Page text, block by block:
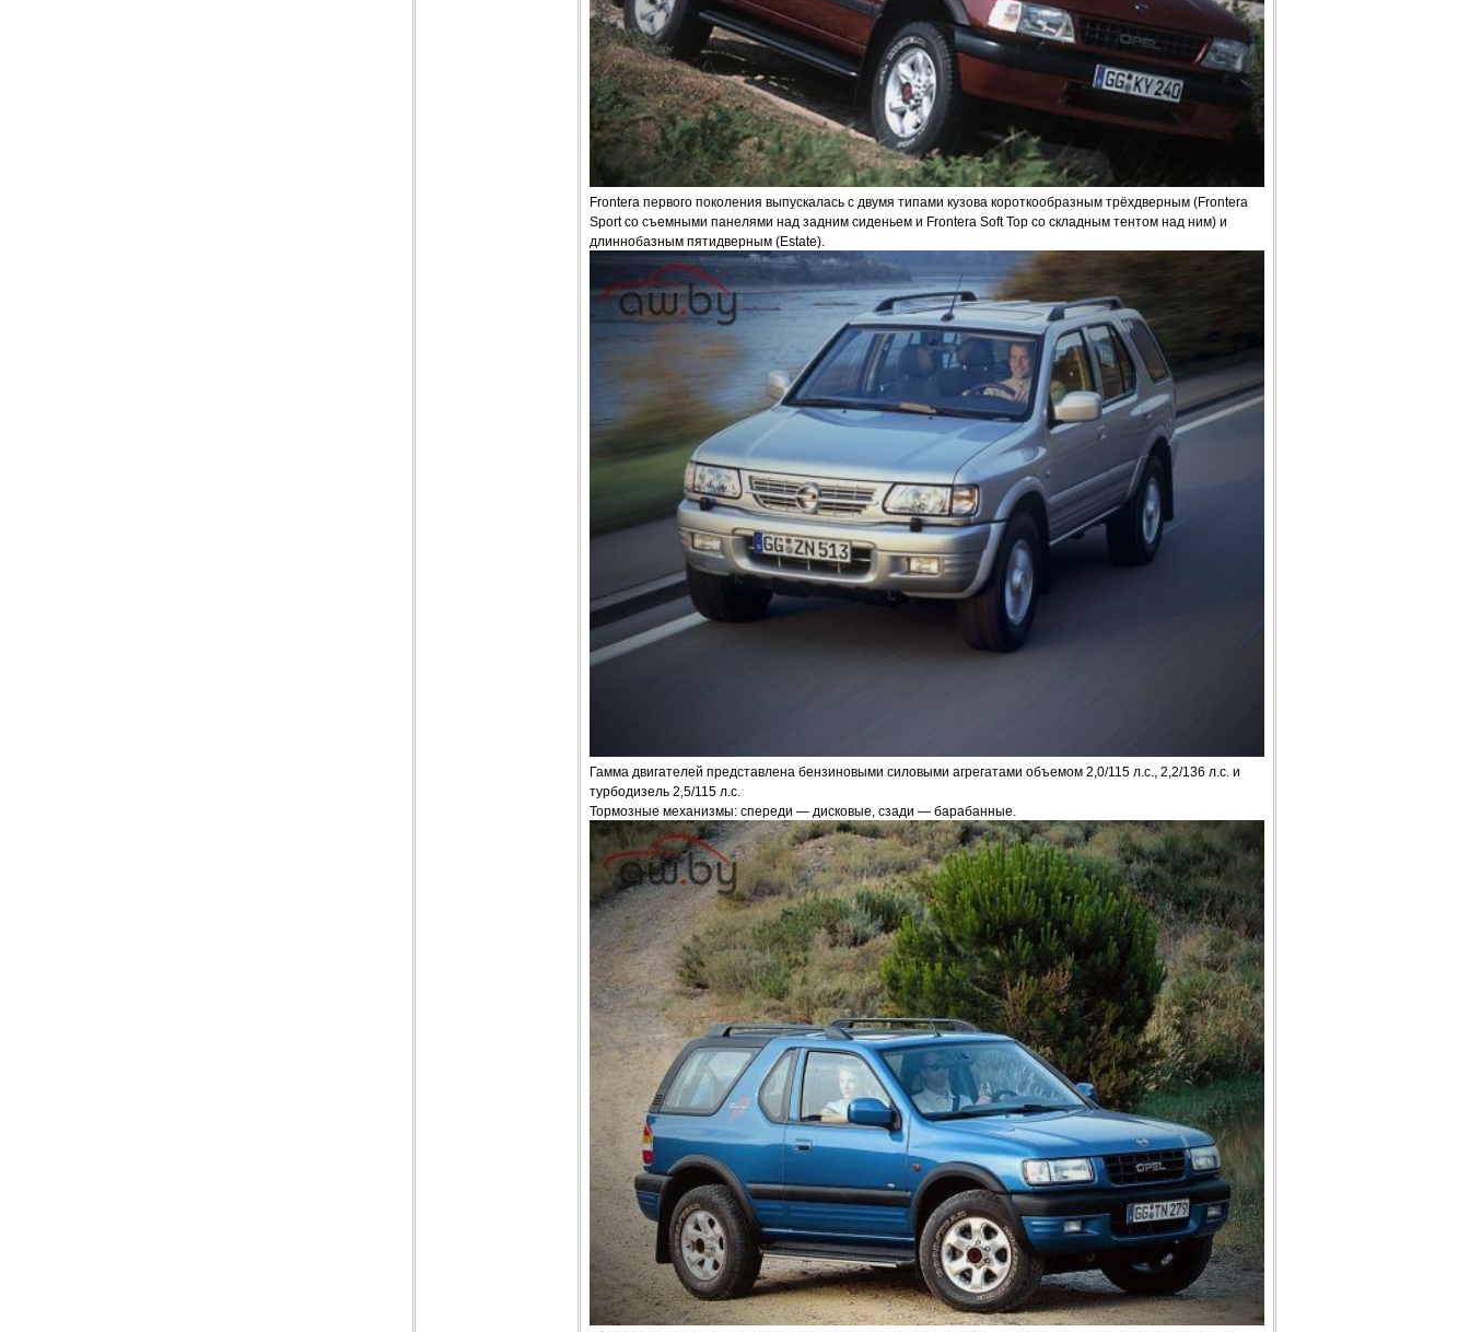
Frontera первого поколения выпускалась с двумя типами кузова короткообразным трёхдверным (Frontera
Sport со съемными панелями над задним сиденьем и Frontera Soft Top со складным тентом над ним) и
длиннобазным пятидверным (Estate).
Гамма двигателей представлена бензиновыми силовыми агрегатами объемом 2,0/115 л.с., 2,2/136 л.с. и
турбодизель 2,5/115 л.с.
Тормозные механизмы: спереди — дисковые, сзади — барабанные.